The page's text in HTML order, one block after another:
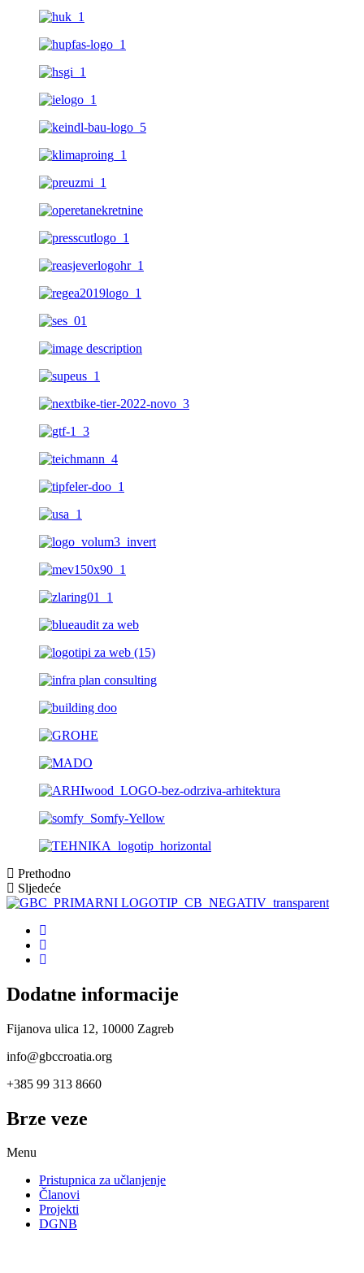
Prethodno
Sljedeće
Dodatne informacije
Fijanova ulica 12, 10000 Zagreb
info@gbccroatia.org
+385 99 313 8660
Brze veze
Menu
Pristupnica za učlanjenje
Članovi
Projekti
DGNB